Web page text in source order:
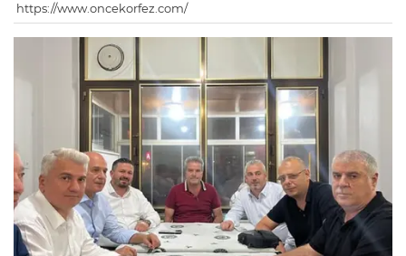
https://www.oncekorfez.com/